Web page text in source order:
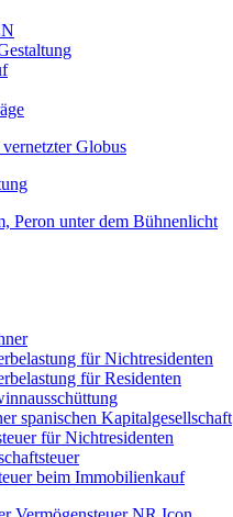
für Nichtresidenten
für Residenten
spanischen Kapitalgesellschaft
für Nichtresidenten
beim Immobilienkauf